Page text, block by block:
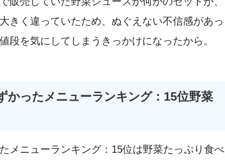
きく違っていたため、ぬぐえない不信感があっ
段を気にしてしまうきっかけになったから。
かったメニューランキング：15位野菜
メニューランキング：15位は野菜たっぷり食べ